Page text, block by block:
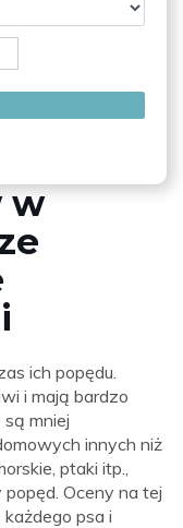
w
ich popędu.
i mają bardzo
mniej
innych niż
ptaki itp.,
Oceny na tej
psa i